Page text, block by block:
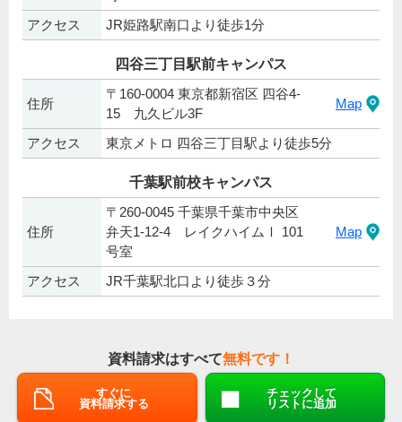
アクセス
JR姫路駅南口より徒歩1分
四谷三丁目駅前キャンパス
住所
〒160-0004 東京都新宿区 四谷4-
15 九久ビル3F
Map
アクセス 東京メトロ 四谷三丁目駅より徒歩5分
千葉駅前校キャンパス
住所
〒260-0045 千葉県千葉市中央区
弁天1-12-4 レイクハイムⅠ 101
号室
Map
アクセス JR千葉駅北口より徒歩３分
資料請求はすべて無料です！
すぐに
資料請求する
チェックして
リストに追加